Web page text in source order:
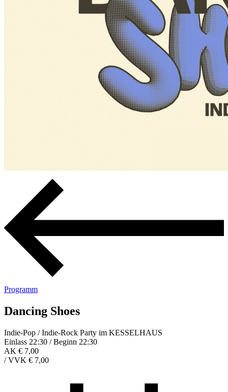
Programm
Dancing Shoes
Indie-Pop / Indie-Rock Party im KESSELHAUS
Einlass 22:30 / Beginn 22:30
AK € 7,00
/VVK € 7,00